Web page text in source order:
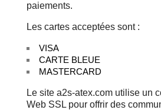
paiements.
Les cartes acceptées sont :
VISA
CARTE BLEUE
MASTERCARD
Le site a2s-atex.com utilise un
Web SSL pour offrir des